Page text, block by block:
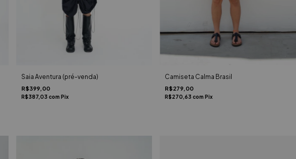
Saia Aventura (pré-venda)
R$399,00
R$387,03 com Pix
Camiseta Calma Brasil
R$279,00
R$270,63com Pix